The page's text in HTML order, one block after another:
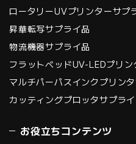
ロータリーUVプリンターサプ
昇華転写サプライ品
物流機器サプライ品
フラットベッドUV-LEDプリン
マルチパーパスインクプリン
カッティングプロッタサプライ
お役立ちコンテンツ